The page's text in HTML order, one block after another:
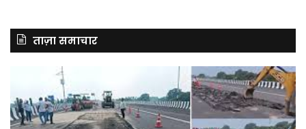
ताज़ा समाचार